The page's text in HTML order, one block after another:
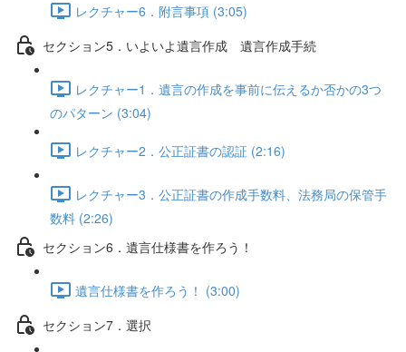
レクチャー6．附言事項 (3:05)
セクション5．いよいよ遺言作成 遺言作成手続
レクチャー1．遺言の作成を事前に伝えるか否かの3つ
のパターン (3:04)
レクチャー2．公正証書の認証 (2:16)
レクチャー3．公正証書の作成手数料、法務局の保管手
数料 (2:26)
セクション6．遺言仕様書を作ろう！
遺言仕様書を作ろう！ (3:00)
セクション7．選択